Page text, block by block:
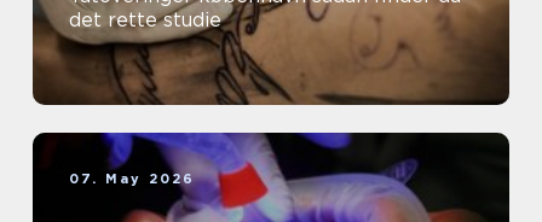
det rette studie
07. May 2026